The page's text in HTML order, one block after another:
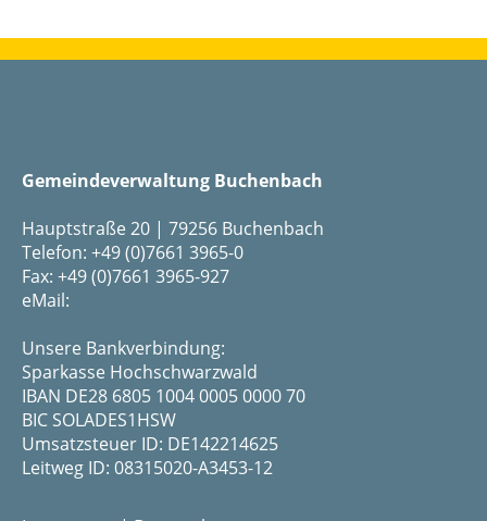
Gemeindeverwaltung Buchenbach
Hauptstraße 20 | 79256 Buchenbach
Telefon: +49 (0)7661 3965-0
Fax: +49 (0)7661 3965-927
eMail:
Unsere Bankverbindung:
Sparkasse Hochschwarzwald
IBAN DE28 6805 1004 0005 0000 70
BIC SOLADES1HSW
Umsatzsteuer ID: DE142214625
Leitweg ID: 08315020-A3453-12